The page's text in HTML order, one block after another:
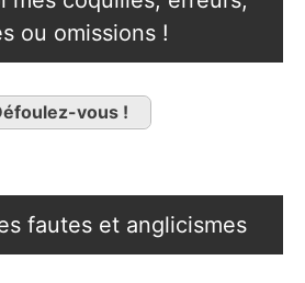
ou omissions !
vous !
fautes et anglicismes